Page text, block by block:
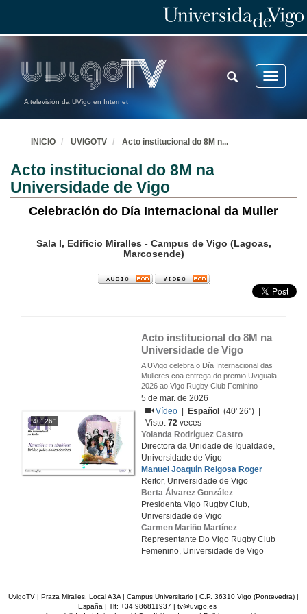
A televisión da UVigo en Internet
Toggle
TOGGLE
SEARCH
INICIO UVIGOTV Acto institucional do 8M n...
Acto institucional do 8M na
Universidade de Vigo
Celebración do Día Internacional da Muller
Sala I, Edificio Miralles - Campus de Vigo (Lagoas,
Marcosende)
40' 26''
Acto institucional do 8M na
Universidade de Vigo
A UVigo celebra o Día Internacional das
Mulleres coa entrega do premio Uviguala
2026 ao Vigo Rugby Club Feminino
5 de mar. de 2026
Vídeo
Español
(40' 26'') |
Visto:72 veces
Yolanda Rodríguez Castro
Directora da Unidade de Igualdade,
Universidade de Vigo
Manuel Joaquín Reigosa Roger
Reitor, Universidade de Vigo
Berta Álvarez González
Presidenta Vigo Rugby Club,
Universidade de Vigo
Carmen Mariño Martínez
Representante Do Vigo Rugby Club
Femenino, Universidade de Vigo
UvigoTV | Praza Miralles. Local A3A | Campus Universitario | C.P. 36310 Vigo (Pontevedra) |
España | Tlf: +34 986811937 | tv@uvigo.es